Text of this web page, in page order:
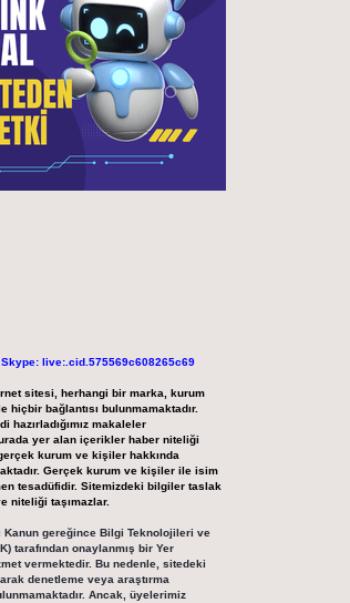
Skype: live:.cid.575569c608265c69
sitesi, herhangi bir marka, kurum
hiçbir bağlantısı bulunmamaktadır.
hazırladığımız makaleler
yer alan içerikler haber niteliği
kurum ve kişiler hakkında
Gerçek kurum ve kişiler ile isim
tesadüfidir. Sitemizdeki bilgiler taslak
niteliği taşımazlar.
Kanun gereğince Bilgi Teknolojileri ve
tarafından onaylanmış bir Yer
vermektedir. Bu nedenle, sitedeki
denetleme veya araştırma
Ancak, üyelerimiz